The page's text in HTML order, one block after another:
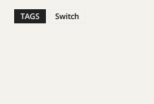
TAGS Switch